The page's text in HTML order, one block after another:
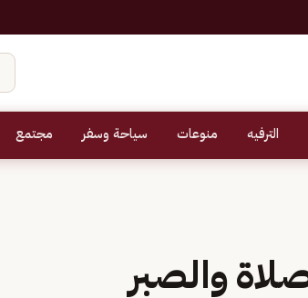
الترفيه منوعات سياحة وسفر مجتمع
والصبر